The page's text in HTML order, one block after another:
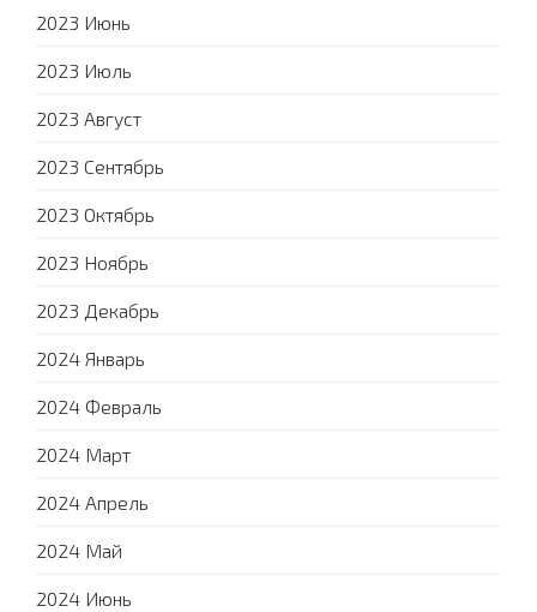
2023 Июнь
2023 Июль
2023 Август
2023 Сентябрь
2023 Октябрь
2023 Ноябрь
2023 Декабрь
2024 Январь
2024 Февраль
2024 Март
2024 Апрель
2024 Май
2024 Июнь